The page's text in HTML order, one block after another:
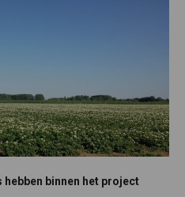
binnen het project